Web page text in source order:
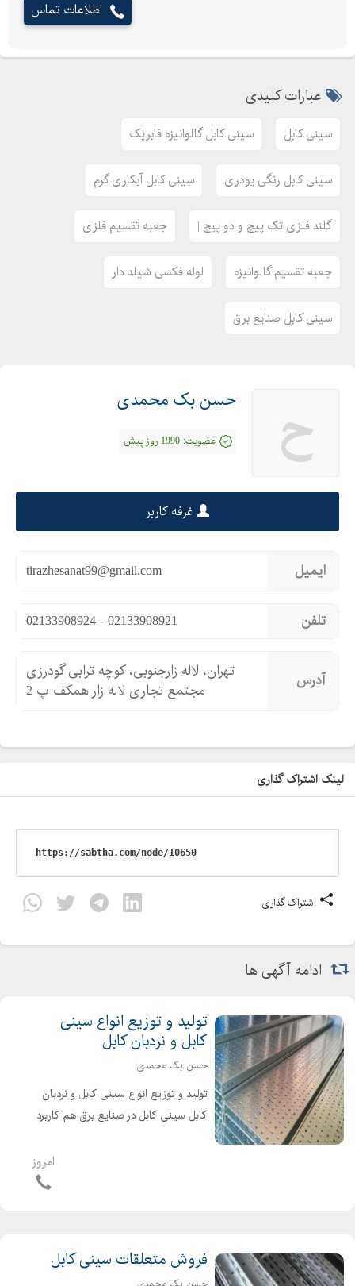
اطلاعات تماس
عبارات کلیدی
سینی کابل سینی کابل گالوانیزه فابریک
سینی کابل رنگی پودری سینی کابل آبکاری گرم
گلند فلزی تک پیچ و دو پیچ | جعبه تقسیم فلزی
جعبه تقسیم گالوانیزه لوله فکسی شیلد دار
سینی کابل صنایع برق
ح حسن بک محمدی
عضویت: 1990 روز پیش
غرفه کاربر
ایمیل tirazhesanat99@gmail.com
تلفن 02133908924 - 02133908921
آدرس
تهران، لاله زارجنوبی، کوچه ترابی گودرزی
مجتمع تجاری لاله زار همکف پ 2
لینک اشتراک گذاری
اشتراک گذاری
ادامه آگهی ها
تولید و توزیع انواع سینی
کابل و نردبان کابل
حسن بک محمدی
تولید و توزیع انواع سینی کابل و نردبان
کابل سینی کابل در صنایع برق هم کاربرد
کابلها و عبور آن، از نگهدارنده کابل مورد
بهره قرار می گیرد . انواع سینی کابل عبار...
امروز
فروش متعلقات سینی کابل